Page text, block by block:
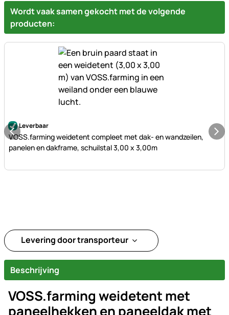
Wordt vaak samen gekocht met de volgende
producten:
Nog geen beoordelingen geplaatst
Leverbaar
VOSS.farming weidetent compleet met dak- en wandzeilen,
panelen en dakframe, schuilstal 3,00 x 3,00m
Levering door transporteur
Beschrijving
VOSS.farming weidetent met
paneelhekken en paneeldak met